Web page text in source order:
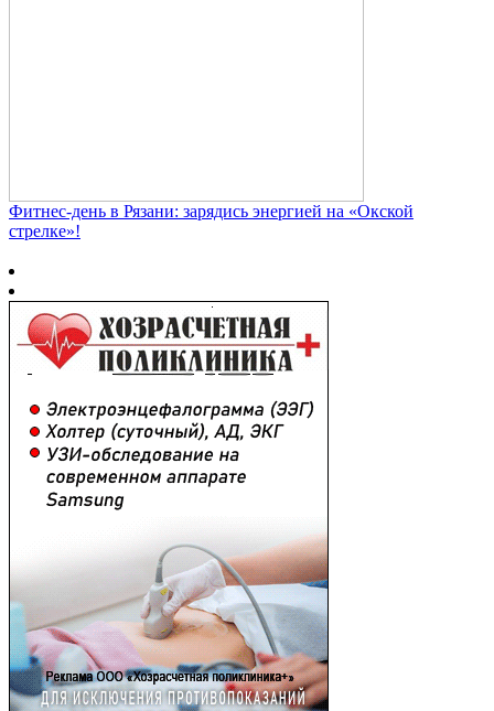
Фитнес‑день в Рязани: зарядись энергией на «Окской
стрелке»!